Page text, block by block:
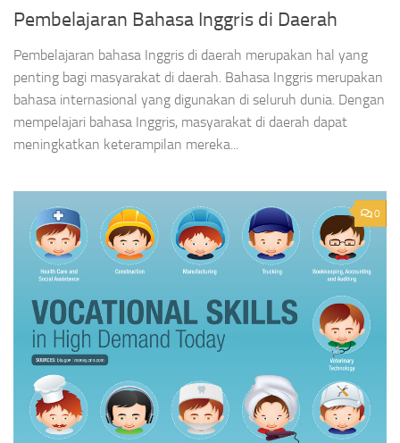
Pembelajaran Bahasa Inggris di Daerah
Pembelajaran bahasa Inggris di daerah merupakan hal yang
penting bagi masyarakat di daerah. Bahasa Inggris merupakan
bahasa internasional yang digunakan di seluruh dunia. Dengan
mempelajari bahasa Inggris, masyarakat di daerah dapat
meningkatkan keterampilan mereka...
0